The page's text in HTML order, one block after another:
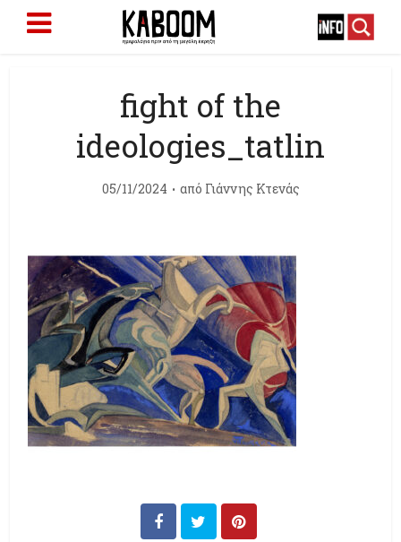
fight of the
ideologies_tatlin
05/11/2024 από Γιάννης Κτενάς